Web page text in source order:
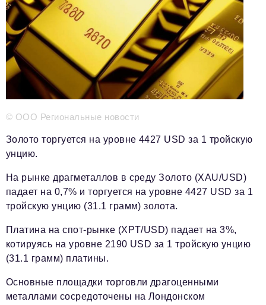
info@business-magazine.online
Отдел рекламы
reklama@business-magazine.online
Отдел распространения/редакционная подписка
podpiska@business-magazine.online
Отдел по работе с партнерами
partner@business-magazine.online
© ООО Региональные новости
Золото торгуется на уровне 4427 USD за 1 тройскую
унцию.
На рынке драгметаллов в среду Золото (XAU/USD)
падает на 0,7% и торгуется на уровне 4427 USD за 1
тройскую унцию (31.1 грамм) золота.
Платина на спот-рынке (XPT/USD) падает на 3%,
котируясь на уровне 2190 USD за 1 тройскую унцию
(31.1 грамм) платины.
Основные площадки торговли драгоценными
металлами сосредоточены на Лондонском